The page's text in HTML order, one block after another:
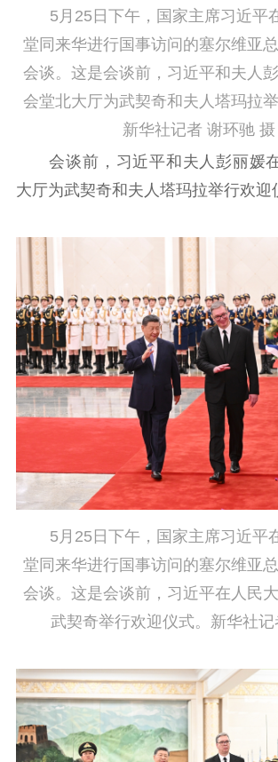
5月25日下午，国家主席习近平
堂同来华进行国事访问的塞尔维亚
会谈。这是会谈前，习近平和夫人
会堂北大厅为武契奇和夫人塔玛拉举
新华社记者 谢环驰 摄
会谈前，习近平和夫人彭丽媛
大厅为武契奇和夫人塔玛拉举行欢迎
5月25日下午，国家主席习近平
堂同来华进行国事访问的塞尔维亚
会谈。这是会谈前，习近平在人民
武契奇举行欢迎仪式。新华社